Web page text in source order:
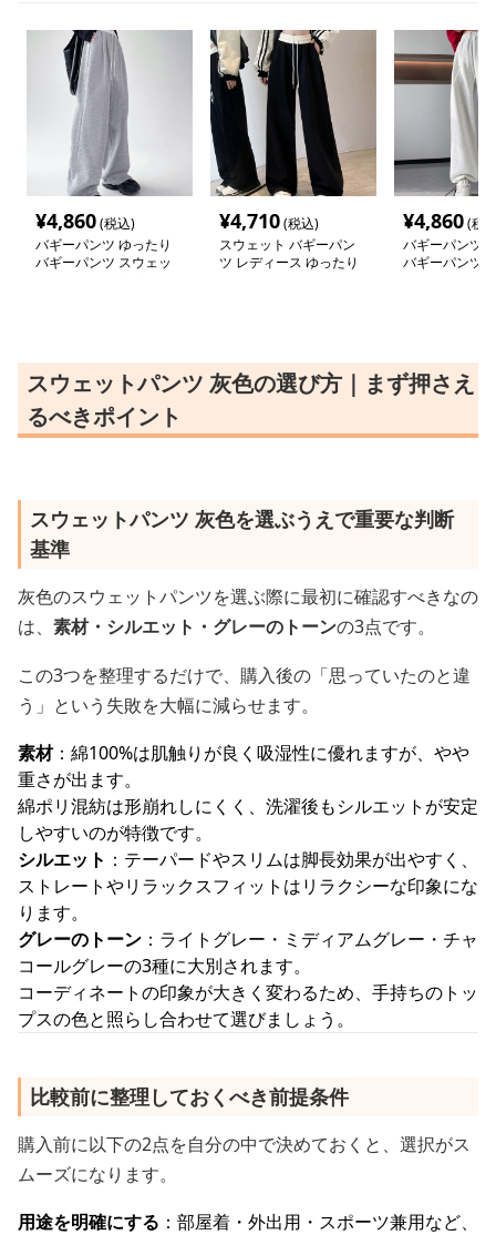
¥4,860(税込)
バギーパンツ ゆったり
バギーパンツ スウェッ
¥4,710(税込)
スウェット バギーパン
ツ レディース ゆったり
¥4,860(税
バギーパンツ
バギーパンツ
スウェットパンツ 灰色の選び方｜まず押さえ
るべきポイント
スウェットパンツ 灰色を選ぶうえで重要な判断
基準
灰色のスウェットパンツを選ぶ際に最初に確認すべきなの
は、 素材・シルエット・グレーのトーンの3点です。
この3つを整理するだけで、購入後の「思っていたのと違
う」という失敗を大幅に減らせます。
素材：綿100%は肌触りが良く吸湿性に優れますが、やや
重さが出ます。
綿ポリ混紡は形崩れしにくく、洗濯後もシルエットが安定
しやすいのが特徴です。
シルエット ：テーパードやスリムは脚長効果が出やすく、
ストレートやリラックスフィットはリラクシーな印象にな
ります。
グレーのトーン ：ライトグレー・ミディアムグレー・チャ
コールグレーの3種に大別されます。
コーディネートの印象が大きく変わるため、手持ちのトッ
プスの色と照らし合わせて選びましょう。
比較前に整理しておくべき前提条件
購入前に以下の2点を自分の中で決めておくと、選択がス
ムーズになります。
用途を明確にする ：部屋着・外出用・スポーツ兼用など、